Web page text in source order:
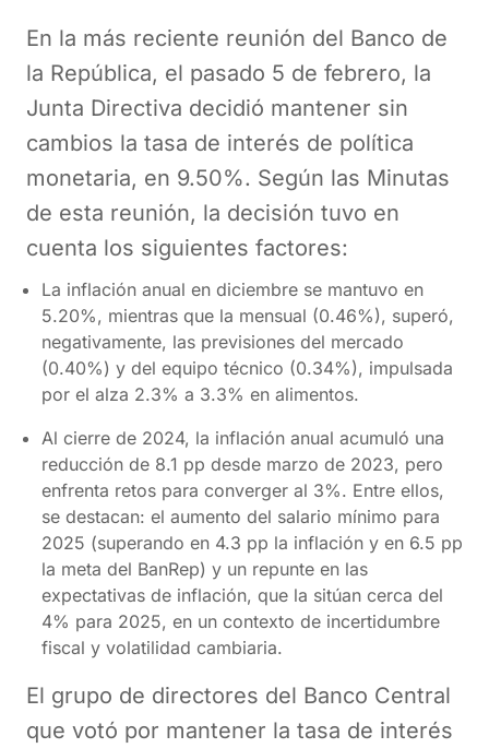
En la más reciente reunión del Banco de
la República, el pasado 5 de febrero, la
Junta Directiva decidió mantener sin
cambios la tasa de interés de política
monetaria, en 9.50%. Según las Minutas
de esta reunión, la decisión tuvo en
cuenta los siguientes factores:
La inflación anual en diciembre se mantuvo en
5.20%, mientras que la mensual (0.46%), superó,
negativamente, las previsiones del mercado
(0.40%) y del equipo técnico (0.34%), impulsada
por el alza 2.3% a 3.3% en alimentos.
Al cierre de 2024, la inflación anual acumuló una
reducción de 8.1 pp desde marzo de 2023, pero
enfrenta retos para converger al 3%. Entre ellos,
se destacan: el aumento del salario mínimo para
2025 (superando en 4.3 pp la inflación y en 6.5 pp
la meta del BanRep) y un repunte en las
expectativas de inflación, que la sitúan cerca del
4% para 2025, en un contexto de incertidumbre
fiscal y volatilidad cambiaria.
El grupo de directores del Banco Central
que votó por mantener la tasa de interés